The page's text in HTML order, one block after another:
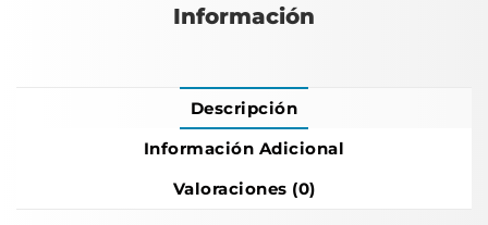
Información
Descripción
Información Adicional
Valoraciones (0)